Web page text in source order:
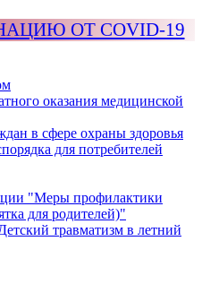
ОТ COVID-19
оказания медицинской
в сфере охраны здоровья
для потребителей
"Меры профилактики
для родителей)"
травматизм в летний